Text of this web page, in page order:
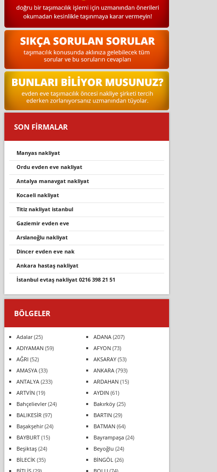
SON FİRMALAR
manyas nakli̇yat
ordu evden eve nakliyat
antalya manavgat nakliyat
kocaeli nakliyat
titiz nakliyat istanbul
gazi̇emi̇r evden eve
arslanoğlu nakli̇yat
dincer evden eve nak
ankara hastaş nakliyat
i̇stanbul evtaş nakli̇yat 0216 398 21 51
BÖLGELER
Adalar(25) ADANA(207)
ADIYAMAN(59) AFYON(73)
AĞRI (52) AKSARAY(53)
AMASYA(33) ANKARA(793)
ANTALYA(233) ARDAHAN(15)
ARTVİN(19) AYDIN(61)
Bahçelievler(24) Bakırköy(25)
BALIKESİR (97) BARTIN(29)
Başakşehir(24) BATMAN(64)
BAYBURT(15) Bayrampaşa(24)
Beşiktaş(24) Beyoğlu (24)
BİLECİK(35) BİNGÖL (26)